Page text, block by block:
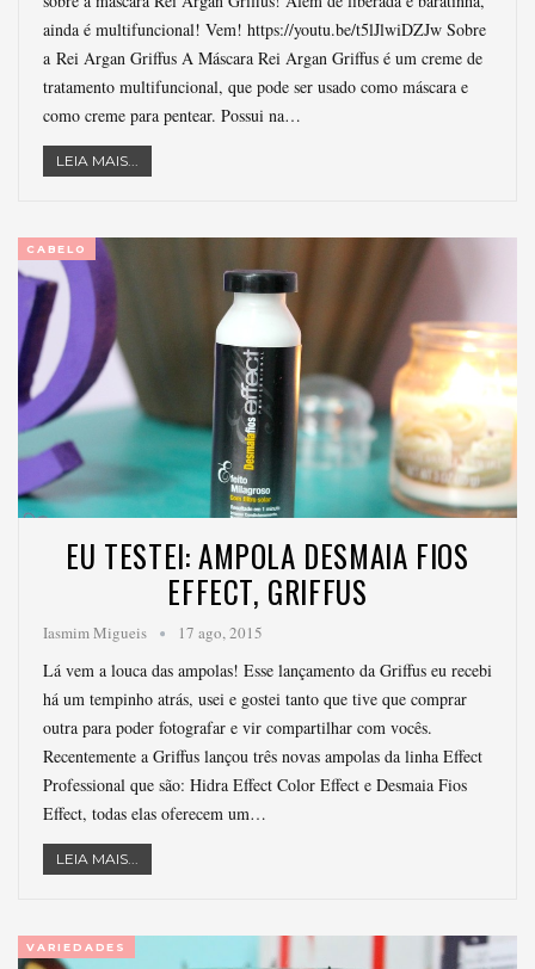
ainda é multifuncional! Vem! https://youtu.be/t5lJlwiDZJw Sobre
a Rei Argan Griffus A Máscara Rei Argan Griffus é um creme de
tratamento multifuncional, que pode ser usado como máscara e
como creme para pentear. Possui na…
LEIA MAIS...
CABELO
EU TESTEI: AMPOLA DESMAIA FIOS
EFFECT, GRIFFUS
Iasmim Migueis 17 ago, 2015
Lá vem a louca das ampolas! Esse lançamento da Griffus eu recebi
há um tempinho atrás, usei e gostei tanto que tive que comprar
outra para poder fotografar e vir compartilhar com vocês.
Recentemente a Griffus lançou três novas ampolas da linha Effect
Professional que são: Hidra Effect Color Effect e Desmaia Fios
Effect, todas elas oferecem um…
LEIA MAIS...
VARIEDADES